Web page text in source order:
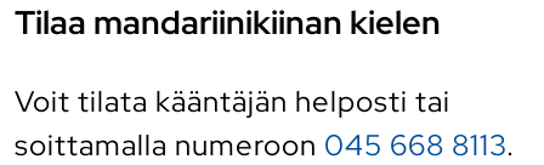
Tilaa mandariinikiinan kielen
Voit tilata kääntäjän helposti tai
soittamalla numeroon 045 668 8113.